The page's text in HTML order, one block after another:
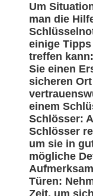
Um
man die
einige
treffen
Sie einen
sicheren
einem
Schlösser:
Schlösser
um sie in
mögliche
Türen: